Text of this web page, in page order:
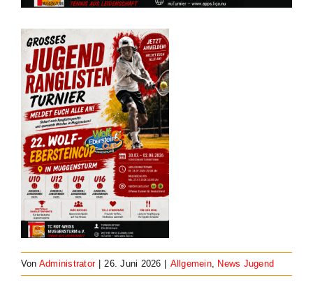
Von Administrator 26. Juni 2026 Allgemein, News Jugend